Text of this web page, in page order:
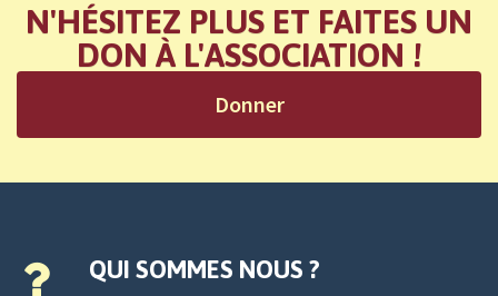
N'HÉSITEZ PLUS ET FAITES UN
DON À L'ASSOCIATION !
Donner
QUI SOMMES NOUS ?